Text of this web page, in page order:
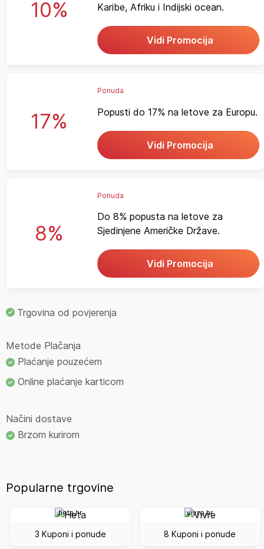
10% Karibe, Afriku i Indijski ocean.
Vidi Promocija
17%
Ponuda
Popusti do 17% na letove za Europu.
Vidi Promocija
8%
Ponuda
Do 8% popusta na letove za
Sjedinjene Američke Države.
Vidi Promocija
Trgovina od povjerenja
Metode Plačanja
Plaćanje pouzećem
Online plaćanje karticom
Načini dostave
Brzom kurirom
Popularne trgovine
heta.hr
3 Kuponi i ponude
vivre.hr
8 Kuponi i ponude